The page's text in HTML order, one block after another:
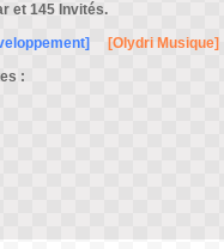
et 145 Invités.
[Olydri Musique]
: